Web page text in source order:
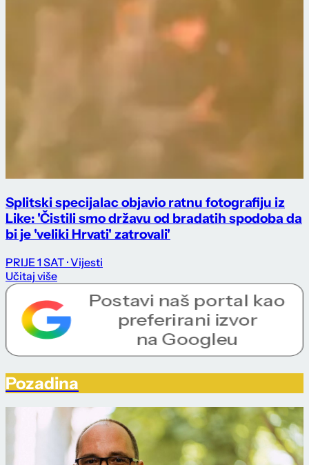
Splitski specijalac objavio ratnu fotografiju iz
Like: 'Čistili smo državu od bradatih spodoba da
bi je 'veliki Hrvati' zatrovali'
PRIJE 1 SAT · Vijesti
Učitaj više
Pozadina